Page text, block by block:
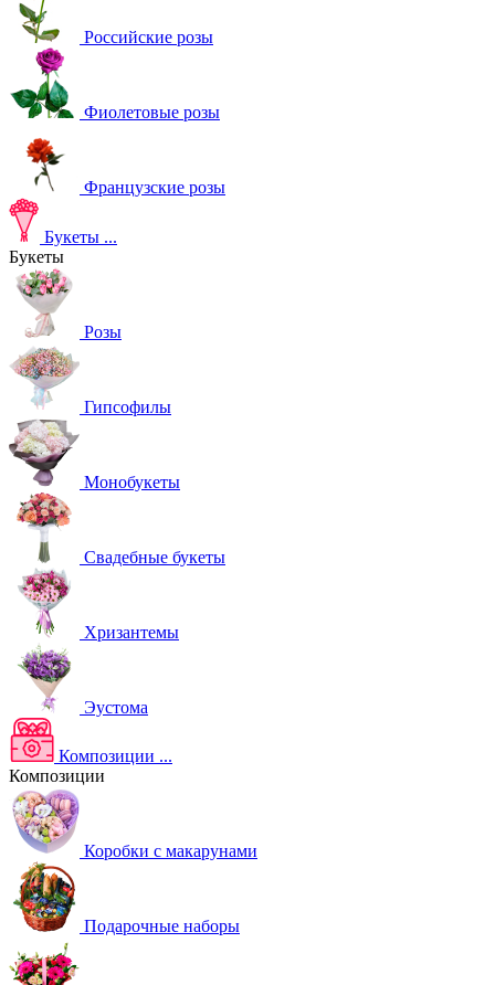
Российские розы
Фиолетовые розы
Французские розы
Букеты ...
Букеты
Розы
Гипсофилы
Монобукеты
Свадебные букеты
Хризантемы
Эустома
Композиции ...
Композиции
Коробки с макарунами
Подарочные наборы